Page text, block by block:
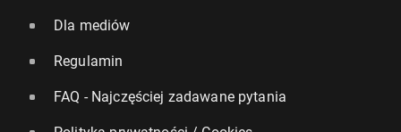
Dla mediów
Regulamin
FAQ - Najczęściej zadawane pytania